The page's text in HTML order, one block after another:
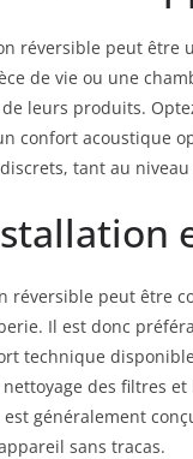
réversible peut être
de vie ou une
leurs produits.
confort acoustique
tant au
réversible peut être
Il est donc
technique
des filtres
généralement
sans tracas.